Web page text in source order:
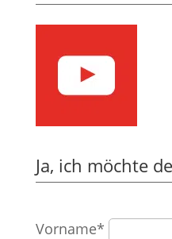
Ja, ich möchte
Vorname*